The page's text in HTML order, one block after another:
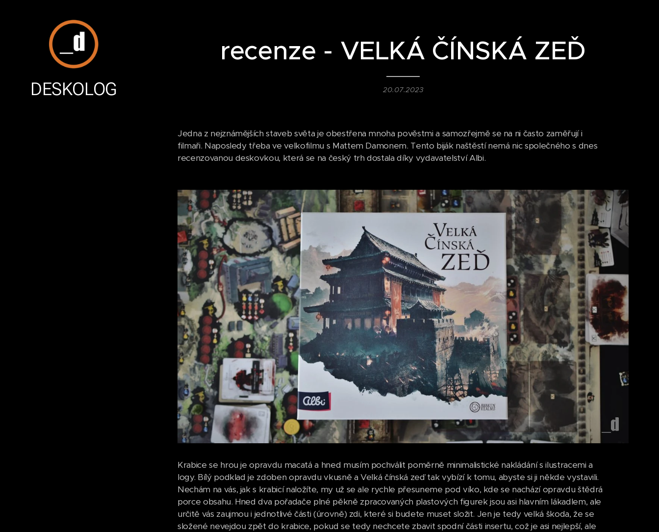
DESKOLOG
recenze - VELKÁ ČÍNSKÁ ZEĎ
20.07.2023
Jedna z nejznámějších staveb světa je obestřena mnoha pověstmi a samozřejmě se na ni často zaměřují i
filmaři. Naposledy třeba ve velkofilmu s Mattem Damonem. Tento biják naštěstí nemá nic společného s dnes
recenzovanou deskovkou, která se na český trh dostala díky vydavatelství Albi.
Krabice se hrou je opravdu macatá a hned musím pochválit poměrně minimalistické nakládání s ilustracemi a
logy. Bílý podklad je zdoben opravdu vkusně a Velká čínská zeď tak vybízí k tomu, abyste si ji někde vystavili.
Nechám na vás, jak s krabicí naložíte, my už se ale rychle přesuneme pod víko, kde se nachází opravdu štědrá
porce obsahu. Hned dva pořadače plné pěkně zpracovaných plastových figurek jsou asi hlavním lákadlem, ale
určitě vás zaujmou i jednotlivé části (úrovně) zdi, které si budete muset složit. Jen je tedy velká škoda, že se
složené nevejdou zpět do krabice, pokud se tedy nechcete zbavit spodní části insertu, což je asi nejlepší, ale